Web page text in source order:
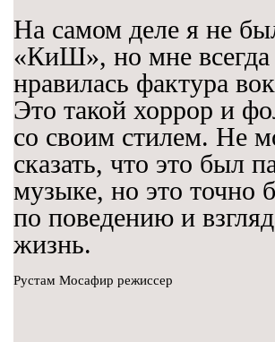
На самом деле я не
«КиШ», но мне всегда
нравилась фактура
Это такой хоррор и
со своим стилем. Не
сказать, что это был
музыке, но это точно
по поведению и
жизнь.
Рустам Мосафир режиссер